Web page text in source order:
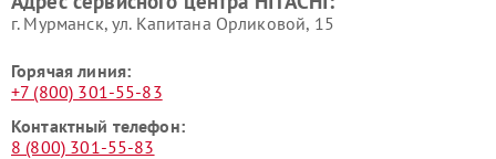
г. Мурманск, ул. Капитана Орликовой, 15
Горячая линия:
+7 (800) 301-55-83
Контактный телефон:
8 (800) 301-55-83